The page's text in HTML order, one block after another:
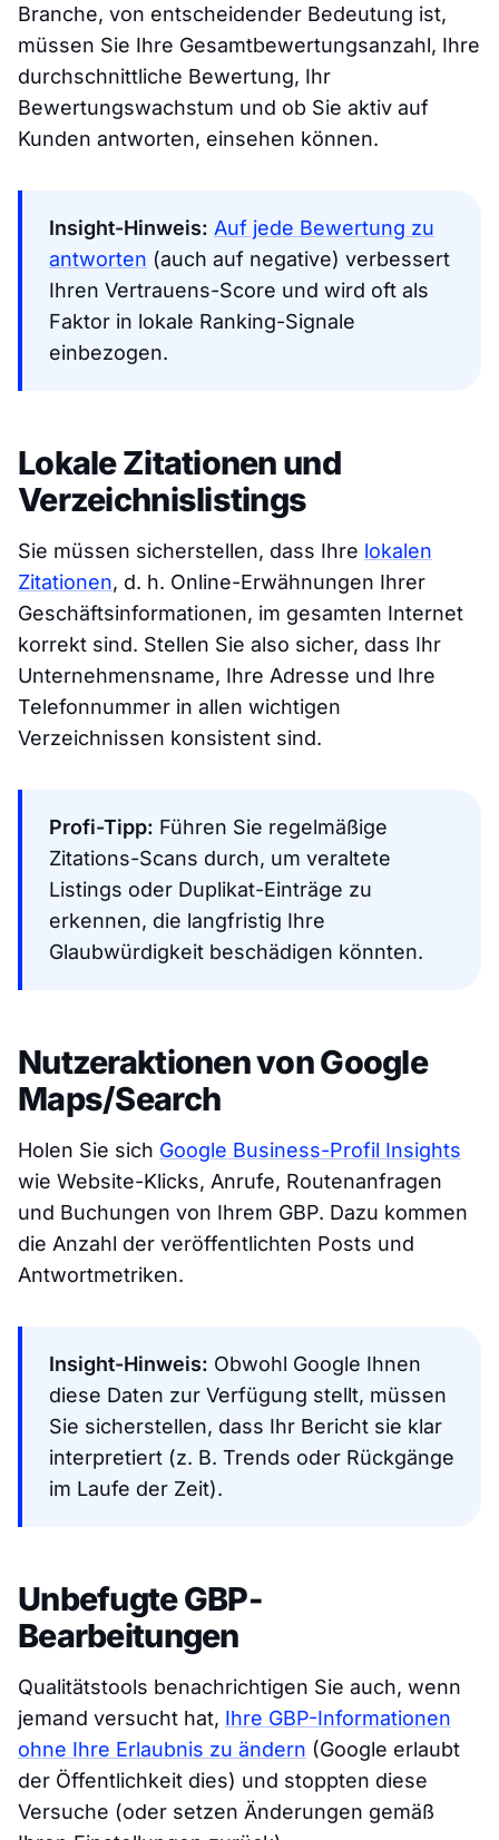
Branche, von entscheidender Bedeutung ist,
müssen Sie Ihre Gesamtbewertungsanzahl, Ihre
durchschnittliche Bewertung, Ihr
Bewertungswachstum und ob Sie aktiv auf
Kunden antworten, einsehen können.
Insight-Hinweis: Auf jede Bewertung zu
antworten (auch auf negative) verbessert
Ihren Vertrauens-Score und wird oft als
Faktor in lokale Ranking-Signale
einbezogen.
Lokale Zitationen und
Verzeichnislistings
Sie müssen sicherstellen, dass Ihre lokalen
Zitationen, d. h. Online-Erwähnungen Ihrer
Geschäftsinformationen, im gesamten Internet
korrekt sind. Stellen Sie also sicher, dass Ihr
Unternehmensname, Ihre Adresse und Ihre
Telefonnummer in allen wichtigen
Verzeichnissen konsistent sind.
Profi-Tipp: Führen Sie regelmäßige
Zitations-Scans durch, um veraltete
Listings oder Duplikat-Einträge zu
erkennen, die langfristig Ihre
Glaubwürdigkeit beschädigen könnten.
Nutzeraktionen von Google
Maps/Search
Holen Sie sich Google Business-Profil Insights
wie Website-Klicks, Anrufe, Routenanfragen
und Buchungen von Ihrem GBP. Dazu kommen
die Anzahl der veröffentlichten Posts und
Antwortmetriken.
Insight-Hinweis: Obwohl Google Ihnen
diese Daten zur Verfügung stellt, müssen
Sie sicherstellen, dass Ihr Bericht sie klar
interpretiert (z. B. Trends oder Rückgänge
im Laufe der Zeit).
Unbefugte GBP-
Bearbeitungen
Qualitätstools benachrichtigen Sie auch, wenn
jemand versucht hat, Ihre GBP-Informationen
ohne Ihre Erlaubnis zu ändern (Google erlaubt
der Öffentlichkeit dies) und stoppten diese
Versuche (oder setzen Änderungen gemäß